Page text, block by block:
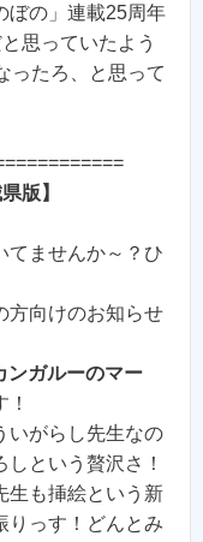
ぼの」連載25周年
思っていたよう
ったろ、と思って
版】
てませんか～？ひ
方向けのお知らせ
ンガルーのマー
いがらし先生なの
という贅沢さ！
生も挿絵という新
りっす！どんとみ